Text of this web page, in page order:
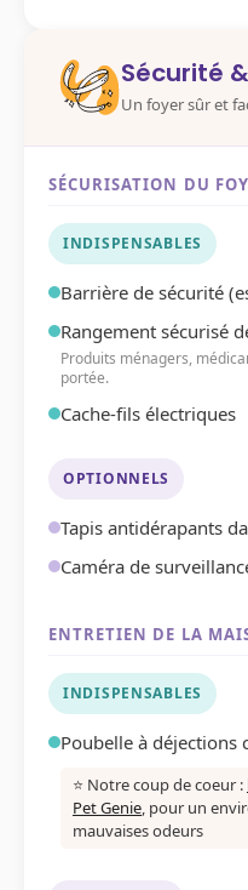
Sécurité
Un foyer sûr et
SÉCURISATION DU
INDISPENSABLES
Barrière de sécurité
Rangement sécurisé
Produits ménagers,
portée.
Cache-fils électriques
OPTIONNELS
Tapis antidérapants
Caméra de
ENTRETIEN DE LA
INDISPENSABLES
Poubelle à déjections
⭐ Notre coup de coeur :
Pet Genie, pour un
mauvaises odeurs